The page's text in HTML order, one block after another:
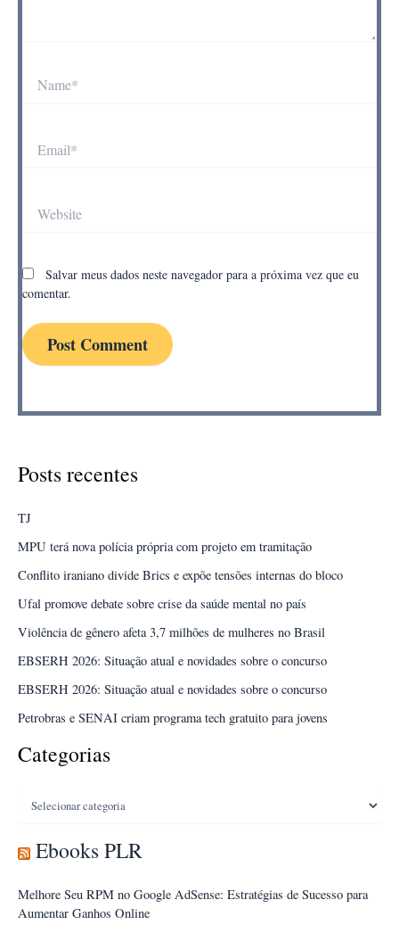
Salvar meus dados neste navegador para a próxima vez que eu
comentar.
Posts recentes
TJ
MPU terá nova polícia própria com projeto em tramitação
Conflito iraniano divide Brics e expõe tensões internas do bloco
Ufal promove debate sobre crise da saúde mental no país
Violência de gênero afeta 3,7 milhões de mulheres no Brasil
EBSERH 2026: Situação atual e novidades sobre o concurso
EBSERH 2026: Situação atual e novidades sobre o concurso
Petrobras e SENAI criam programa tech gratuito para jovens
Categorias
Ebooks PLR
Melhore Seu RPM no Google AdSense: Estratégias de Sucesso para
Aumentar Ganhos Online